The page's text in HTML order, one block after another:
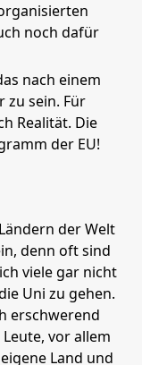
noch dafür
nach einem
zu sein. Für
Realität. Die
der EU!
der Welt
denn oft sind
viele gar nicht
Uni zu gehen.
erschwerend
vor allem
Land und